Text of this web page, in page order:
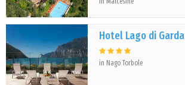
Hotel Lago di Garda
in Nago Torbole